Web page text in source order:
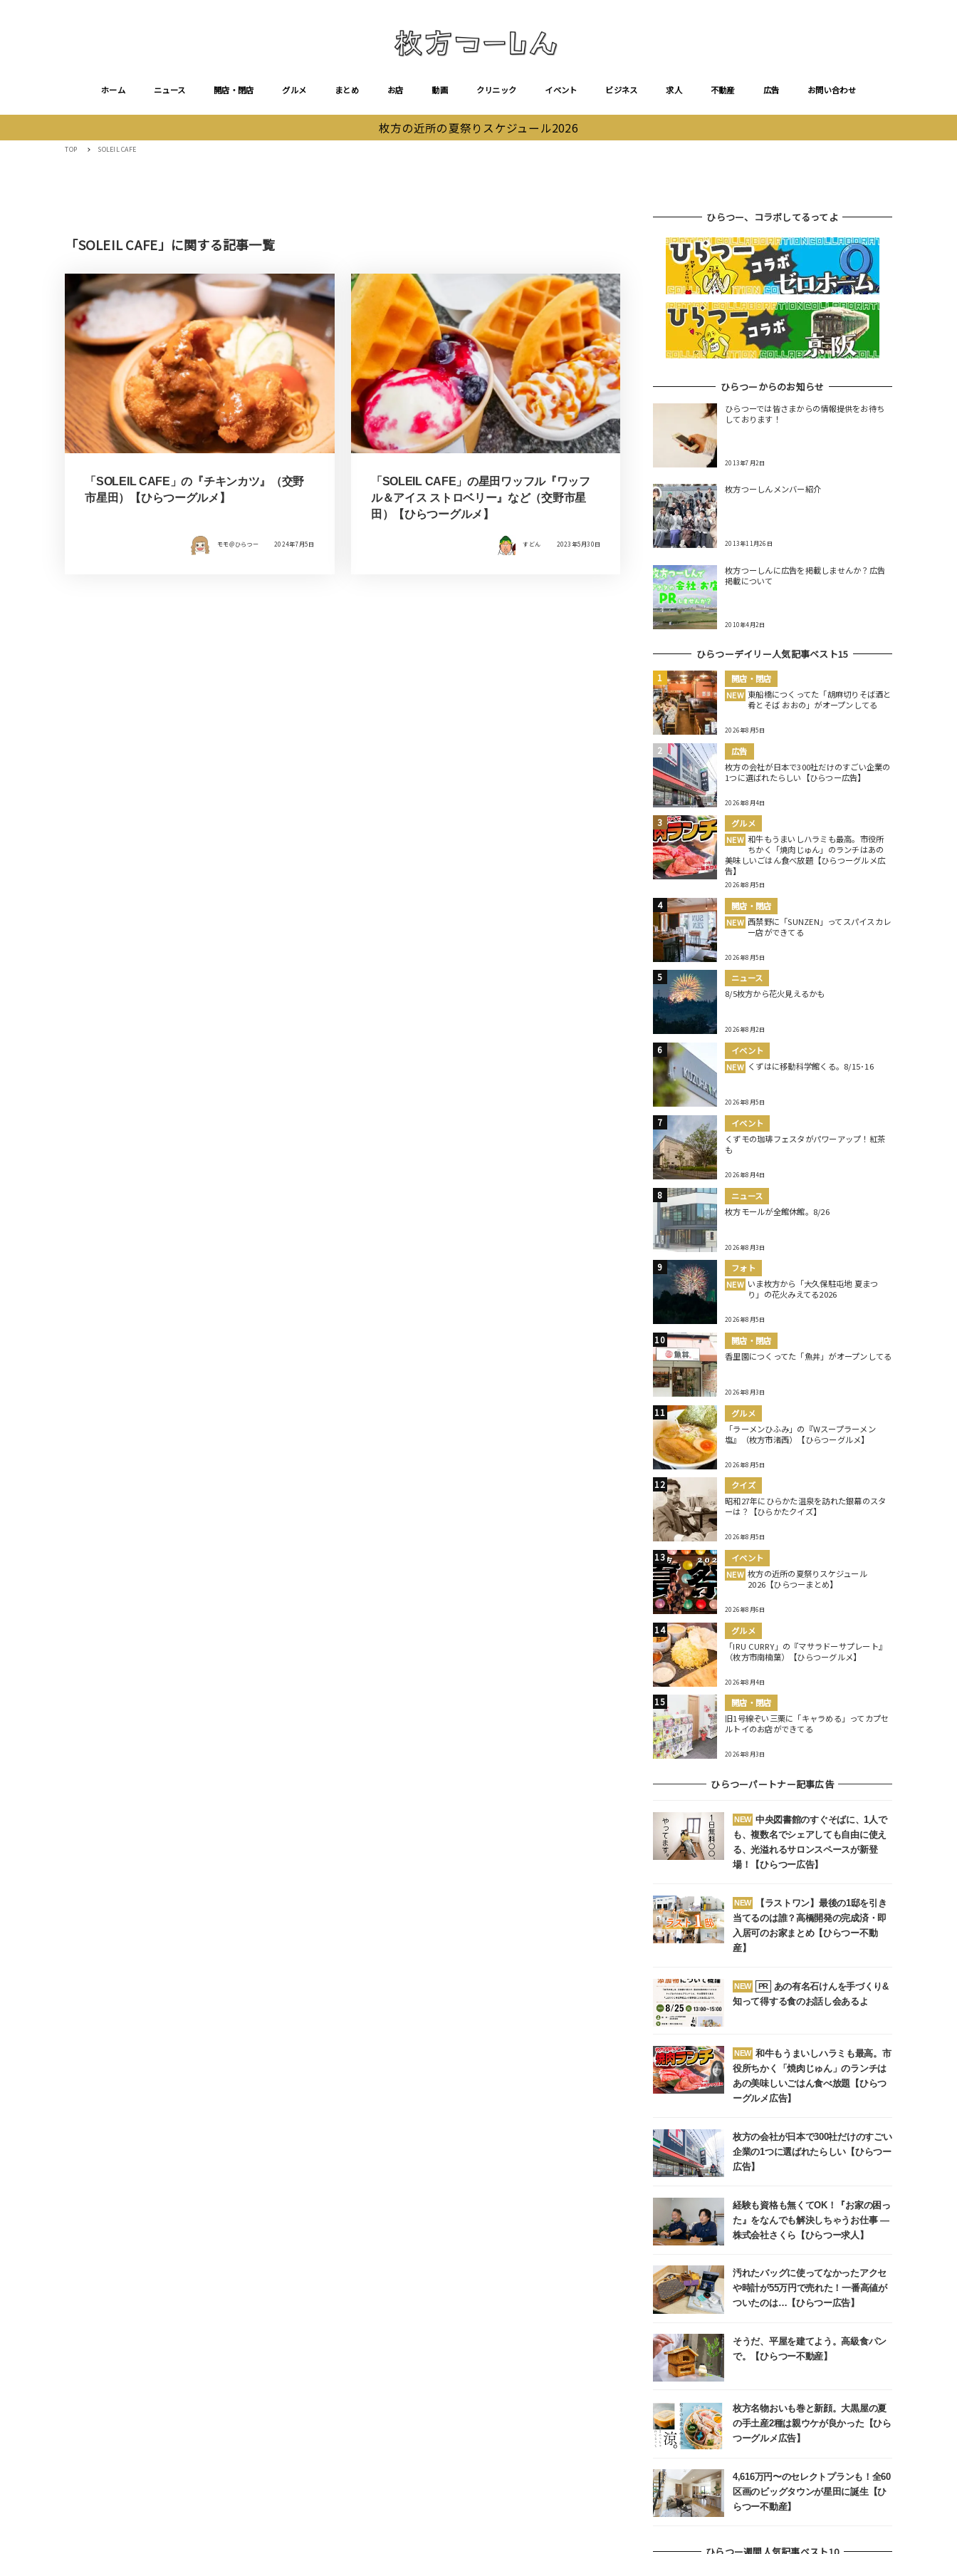
ホーム ニュース 開店・閉店 グルメ まとめ お店 動画 クリニック イベント ビジネス 求人 不動産 広告 お問い合わせ
枚方の近所の夏祭りスケジュール2026
TOP SOLEIL CAFE
「SOLEIL CAFE」に関する記事一覧
「SOLEIL CAFE」の『チキンカツ』（交野
市星田）【ひらつーグルメ】
モモ＠ひらつー 2024年7月5日
「SOLEIL CAFE」の星田ワッフル『ワッフ
ル＆アイス ストロベリー』など（交野市星
田）【ひらつーグルメ】
すどん 2023年5月30日
ひらつー、コラボしてるってよ
ひらつーからのお知らせ
ひらつーでは皆さまからの情報提供をお待ち
しております！
2013年7月2日
枚方つーしんメンバー紹介
2013年11月26日
枚方つーしんに広告を掲載しませんか？広告
掲載について
2010年4月2日
ひらつーデイリー人気記事ベスト15
開店・閉店
NEW 東船橋につくってた「胡麻切りそば酒と
肴とそば おおの」がオープンしてる
2026年8月5日
広告
枚方の会社が日本で300社だけのすごい企業の
1つに選ばれたらしい【ひらつー広告】
2026年8月4日
グルメ
NEW 和牛もうまいしハラミも最高。市役所
ちかく「焼肉じゅん」のランチはあの
美味しいごはん食べ放題【ひらつーグルメ広
告】
2026年8月5日
開店・閉店
NEW 西禁野に「SUNZEN」ってスパイスカレ
ー店ができてる
2026年8月5日
ニュース
8/5枚方から花火見えるかも
2026年8月2日
イベント
NEW くずはに移動科学館くる。8/15･16
2026年8月5日
イベント
くずモの珈琲フェスタがパワーアップ！紅茶
も
2026年8月4日
ニュース
枚方モールが全館休館。8/26
2026年8月3日
フォト
NEW いま枚方から「大久保駐屯地 夏まつ
り」の花火みえてる2026
2026年8月5日
開店・閉店
香里園につくってた「魚丼」がオープンしてる
2026年8月3日
グルメ
「ラーメンひふみ」の『Wスープラーメン
塩』（枚方市渚西）【ひらつーグルメ】
2026年8月5日
クイズ
昭和27年にひらかた温泉を訪れた銀幕のスタ
ーは？【ひらかたクイズ】
2026年8月5日
イベント
NEW 枚方の近所の夏祭りスケジュール
2026【ひらつーまとめ】
2026年8月6日
グルメ
「IRU CURRY」の『マサラドーサプレート』
（枚方市南楠葉）【ひらつーグルメ】
2026年8月4日
開店・閉店
旧1号線ぞい三栗に「キャラめる」ってカプセ
ルトイのお店ができてる
2026年8月3日
ひらつーパートナー記事広告
NEW 中央図書館のすぐそばに、1人で
も、複数名でシェアしても自由に使え
る、光溢れるサロンスペースが新登
場！【ひらつー広告】
NEW
【ラストワン】最後の1邸を引き
当てるのは誰？高橋開発の完成済・即
入居可のお家まとめ【ひらつー不動
産】
NEW PR
あの有名石けんを手づくり&
知って得する食のお話し会あるよ
NEW 和牛もうまいしハラミも最高。市
役所ちかく「焼肉じゅん」のランチは
あの美味しいごはん食べ放題【ひらつ
ーグルメ広告】
枚方の会社が日本で300社だけのすごい
企業の1つに選ばれたらしい【ひらつー
広告】
経験も資格も無くてOK！『お家の困っ
た』をなんでも解決しちゃうお仕事 ―
株式会社さくら【ひらつー求人】
汚れたバッグに使ってなかったアクセ
や時計が55万円で売れた！一番高値が
ついたのは…【ひらつー広告】
そうだ、平屋を建てよう。高級食パン
で。【ひらつー不動産】
枚方名物おいも巻と新顔。大黒屋の夏
の手土産2種は親ウケが良かった【ひら
つーグルメ広告】
4,616万円〜のセレクトプランも！全60
区画のビッグタウンが星田に誕生【ひ
らつー不動産】